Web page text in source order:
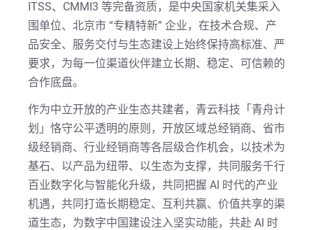
ITSS、CMMI3 等完备资质，是中央国家机关集采入
围单位、北京市 “专精特新” 企业，在技术合规、产
品安全、服务交付与生态建设上始终保持高标准、严
要求，为每一位渠道伙伴建立长期、稳定、可信赖的
合作底盘。
作为中立开放的产业生态共建者，青云科技「青舟计
划」恪守公平透明的原则，开放区域总经销商、省市
级经销商、行业经销商等各层级合作机会，以技术为
基石、以产品为纽带、以生态为支撑，共同服务千行
百业数字化与智能化升级，共同把握 AI 时代的产业
机遇，共同打造长期稳定、互利共赢、价值共享的渠
道生态，为数字中国建设注入坚实动能，共赴 AI 时